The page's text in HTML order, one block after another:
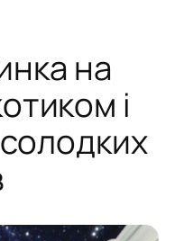
на
і